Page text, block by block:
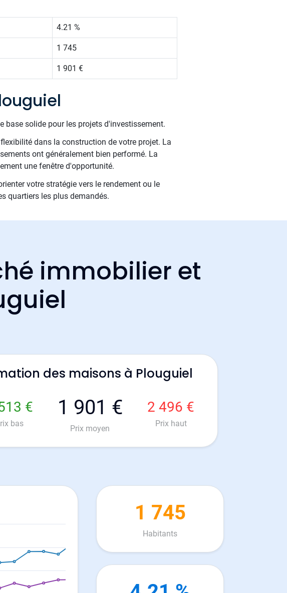
4.21 %
1 745
1 901 €
solide pour les projets d'investissement.
dans la construction de votre projet. La
ont généralement bien performé. La
une fenêtre d'opportunité.
votre stratégie vers le rendement ou le
quartiers les plus demandés.
immobilier et
des maisons à Plouguiel
€
bas
1 901 €
Prix moyen
2 496 €
Prix haut
1 745
Habitants